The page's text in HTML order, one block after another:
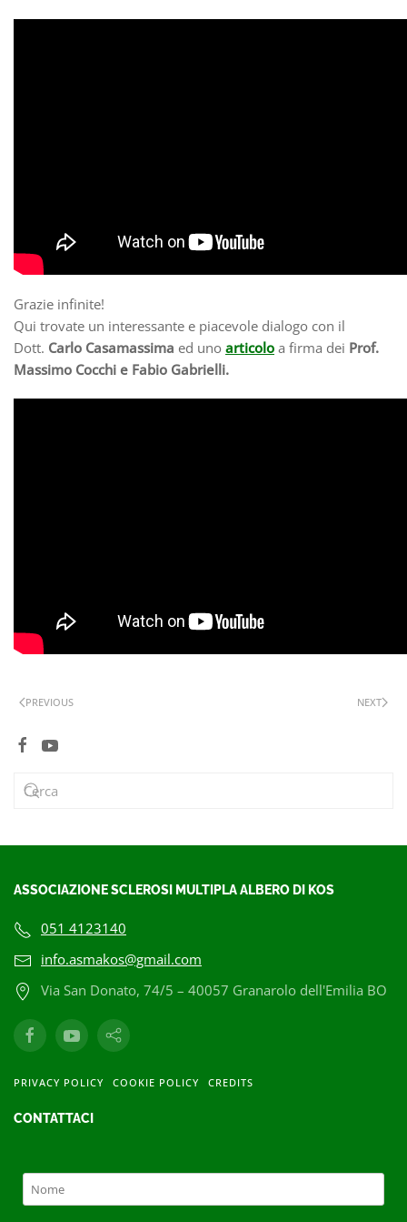
Grazie infinite!
Qui trovate un interessante e piacevole dialogo con il
Dott. Carlo Casamassima ed uno articolo a firma dei Prof.
Massimo Cocchi e Fabio Gabrielli.
PREVIOUS NEXT
ASSOCIAZIONE SCLEROSI MULTIPLA ALBERO DI KOS
051 4123140
info.asmakos@gmail.com
Via San Donato, 74/5 – 40057 Granarolo dell'Emilia BO
PRIVACY POLICY COOKIE POLICY CREDITS
CONTATTACI